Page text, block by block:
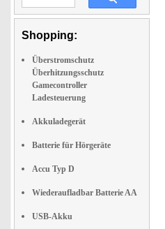
Shopping:
Überstromschutz
Überhitzungsschutz
Gamecontroller
Ladesteuerung
Akkuladegerät
Batterie für Hörgeräte
Accu Typ D
Wiederaufladbar Batterie AA
USB-Akku